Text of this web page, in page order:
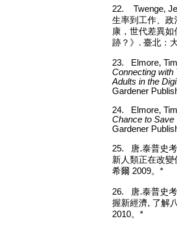
22.
Twenge,
生率到工作、政
康，世代差異
跡？》 . 臺北：
23.
Elmore,
Connecting with
Adults in the
Gardener
24.
Elmore,
Chance to Save
Gardener
25. 唐.泰普史
新人類正在改
希爾 2009。*
26. 唐.泰普史
握新經濟, 了解
2010。*